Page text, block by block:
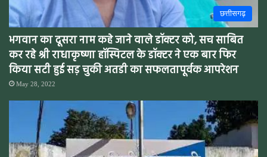
छत्तीसगढ़
भगवान का दूसरा नाम कहे जाने वाले डॉक्टर को, सच साबित
कर रहे श्री राधाकृष्णा हॉस्पिटल के डॉक्टर ने एक बार फिर
किया सटी हुई सड़ चुकी अतडी का सफलतापूर्वक आपरेशन
May 28, 2022